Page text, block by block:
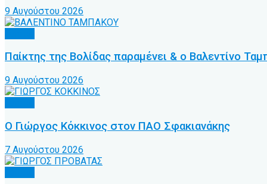
9 Αυγούστου 2026
Παίκτης της Βολίδας παραμένει & ο Βαλεντίνο
9 Αυγούστου 2026
Ο Γιώργος Κόκκινος στον ΠΑΟ Σφακιανάκης
7 Αυγούστου 2026